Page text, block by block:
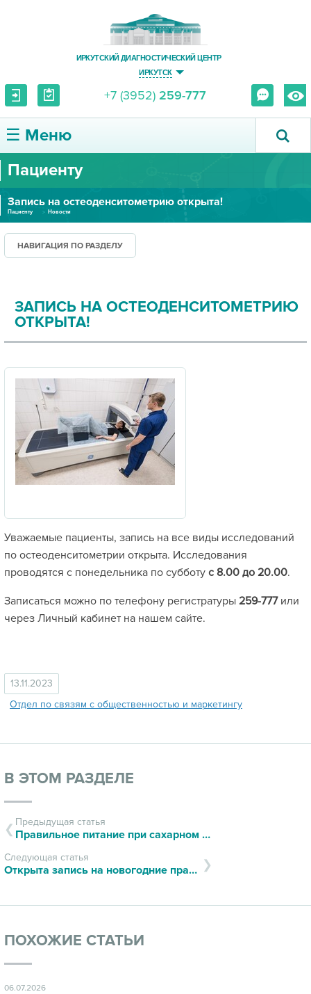
ИРКУТСКИЙ ДИАГНОСТИЧЕСКИЙ ЦЕНТР
ИРКУТСК
+7 (3952) 259-777
☰ Меню
О ЦЕНТРЕ
УСЛУГИ И ЦЕНЫ
ПАЦИЕНТУ
ПРАВОВАЯ ИНФОРМАЦИЯ
Пациенту
Запись на остеоденситометрию открыта!
Пациенту Новости
НАВИГАЦИЯ ПО РАЗДЕЛУ
ЗАПИСЬ НА ОСТЕОДЕНСИТОМЕТРИЮ
ОТКРЫТА!
Уважаемые пациенты, запись на все виды исследований
по остеоденситометрии открыта. Исследования
проводятся с понедельника по субботу с 8.00 до 20.00.
Записаться можно по телефону регистратуры 259-777или
через Личный кабинет на нашем сайте.
13.11.2023
Отдел по связям с общественностью и маркетингу
В ЭТОМ РАЗДЕЛЕ
Предыдущая статья
Правильное питание при сахарном диабете
Следующая статья
Открыта запись на новогодние праздники!
ПОХОЖИЕ СТАТЬИ
06.07.2026